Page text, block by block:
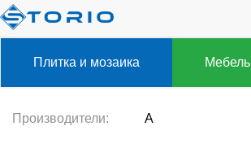
Плитка и мозаика Мебель
Производители: A